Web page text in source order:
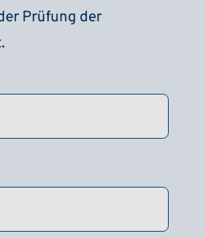
Prüfung der